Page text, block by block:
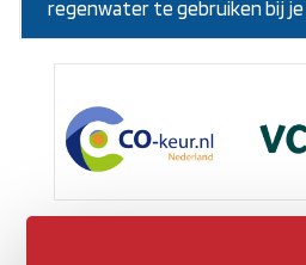
regenwater te gebruiken bij